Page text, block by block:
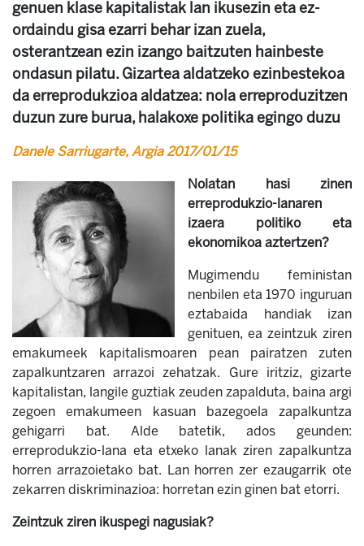
genuen klase kapitalistak lan ikusezin eta ez-
ordaindu gisa ezarri behar izan zuela,
osterantzean ezin izango baitzuten hainbeste
ondasun pilatu. Gizartea aldatzeko ezinbestekoa
da erreprodukzioa aldatzea: nola erreproduzitzen
duzun zure burua, halakoxe politika egingo duzu
Danele Sarriugarte, Argia 2017/01/15
Nolatan hasi zinen
erreprodukzio-lanaren
izaera politiko eta
ekonomikoa aztertzen?
Mugimendu feministan
nenbilen eta 1970 inguruan
eztabaida handiak izan
genituen, ea zeintzuk ziren
emakumeek kapitalismoaren pean pairatzen zuten
zapalkuntzaren arrazoi zehatzak. Gure iritziz, gizarte
kapitalistan, langile guztiak zeuden zapalduta, baina argi
zegoen emakumeen kasuan bazegoela zapalkuntza
gehigarri bat. Alde batetik, ados geunden:
erreprodukzio-lana eta etxeko lanak ziren zapalkuntza
horren arrazoietako bat. Lan horren zer ezaugarrik ote
zekarren diskriminazioa: horretan ezin ginen bat etorri.
Zeintzuk ziren ikuspegi nagusiak?